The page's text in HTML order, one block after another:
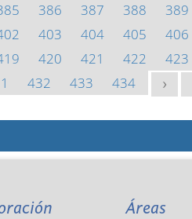
386 387 388 389
403 404 405 406
420 421 422 423
432 433 434 >
Áreas